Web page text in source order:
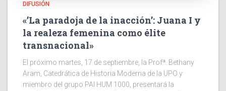
DIFUSIÓN
«’La paradoja de la inacción’: Juana I y
la realeza femenina como élite
transnacional»
El próximo martes, 17 de septiembre, la Profª. Bethany
Aram, Catedrática de Historia Moderna de la UPO y
miembro del grupo PAI HUM 1000, presentará la